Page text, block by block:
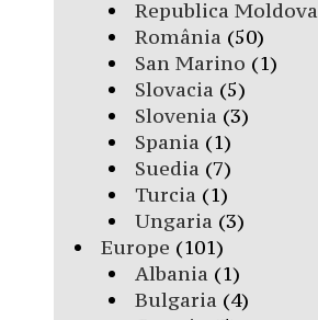
Republica Moldova
România (50)
San Marino (1)
Slovacia (5)
Slovenia (3)
Spania (1)
Suedia (7)
Turcia (1)
Ungaria (3)
Europe (101)
Albania (1)
Bulgaria (4)